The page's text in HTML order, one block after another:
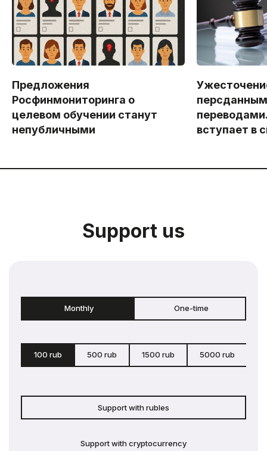
Предложения
Росфинмониторинга о
целевом обучении станут
непубличными
вступает в
Support us
Monthly One-time
100 rub 500 rub 1500 rub 5000 rub
Support with rubles
Support with cryptocurrency